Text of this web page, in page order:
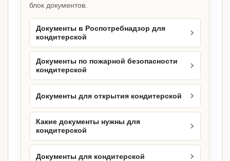
блок документов.
Документы в Роспотребнадзор для
кондитерской
Документы по пожарной безопасности
кондитерской
Документы для открытия кондитерской
Какие документы нужны для
кондитерской
Документы для кондитерской